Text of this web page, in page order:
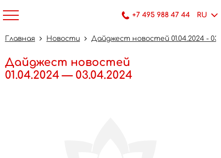
+7 495 988 47 44 RU
Главная Новости Дайджест новостей 01.04.2024 -
Дайджест новостей
01.04.2024 — 03.04.2024